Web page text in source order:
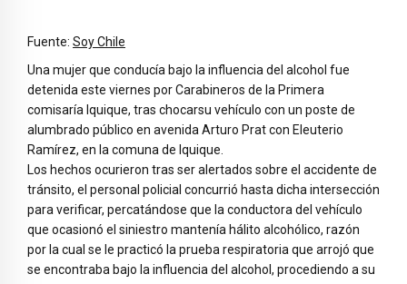
Fuente: Soy Chile
Una mujer que conducía bajo la influencia del alcohol fue
detenida este viernes por Carabineros de la Primera
comisaría Iquique, tras chocarsu vehículo con un poste de
alumbrado público en avenida Arturo Prat con Eleuterio
Ramírez, en la comuna de Iquique.
Los hechos ocurieron tras ser alertados sobre el accidente de
tránsito, el personal policial concurrió hasta dicha intersección
para verificar, percatándose que la conductora del vehículo
que ocasionó el siniestro mantenía hálito alcohólico, razón
por la cual se le practicó la prueba respiratoria que arrojó que
se encontraba bajo la influencia del alcohol, procediendo a su